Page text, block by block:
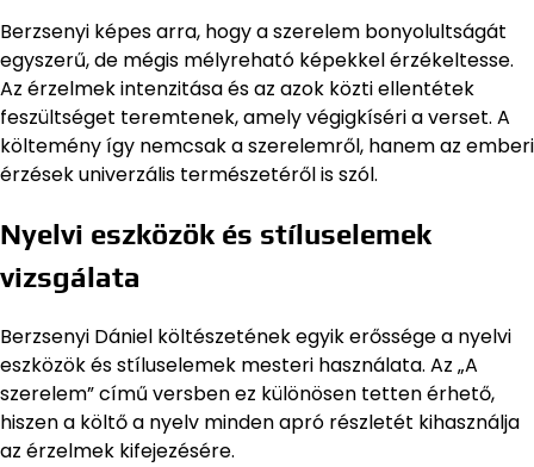
Berzsenyi képes arra, hogy a szerelem bonyolultságát
egyszerű, de mégis mélyreható képekkel érzékeltesse.
Az érzelmek intenzitása és az azok közti ellentétek
feszültséget teremtenek, amely végigkíséri a verset. A
költemény így nemcsak a szerelemről, hanem az emberi
érzések univerzális természetéről is szól.
Nyelvi eszközök és stíluselemek
vizsgálata
Berzsenyi Dániel költészetének egyik erőssége a nyelvi
eszközök és stíluselemek mesteri használata. Az „A
szerelem” című versben ez különösen tetten érhető,
hiszen a költő a nyelv minden apró részletét kihasználja
az érzelmek kifejezésére.